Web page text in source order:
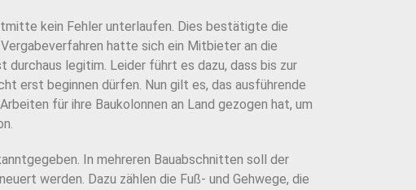
kein Fehler unterlaufen. Dies bestätigte die
hatte sich ein Mitbieter an die
durchaus legitim. Leider führt es dazu, dass bis zur
erst beginnen dürfen. Nun gilt es, das ausführende
für ihre Baukolonnen an Land gezogen hat, um
In mehreren Bauabschnitten soll der
werden. Dazu zählen die Fuß- und Gehwege, die